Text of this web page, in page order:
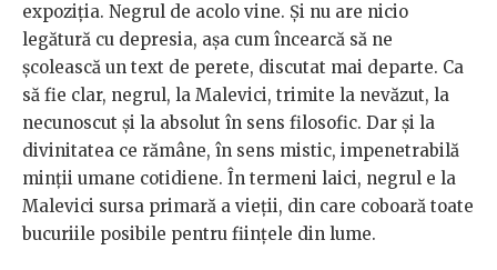
expoziția. Negrul de acolo vine. Și nu are nicio
legătură cu depresia, așa cum încearcă să ne
școlească un text de perete, discutat mai departe. Ca
să fie clar, negrul, la Malevici, trimite la nevăzut, la
necunoscut și la absolut în sens filosofic. Dar și la
divinitatea ce rămâne, în sens mistic, impenetrabilă
minții umane cotidiene. În termeni laici, negrul e la
Malevici sursa primară a vieții, din care coboară toate
bucuriile posibile pentru ființele din lume.